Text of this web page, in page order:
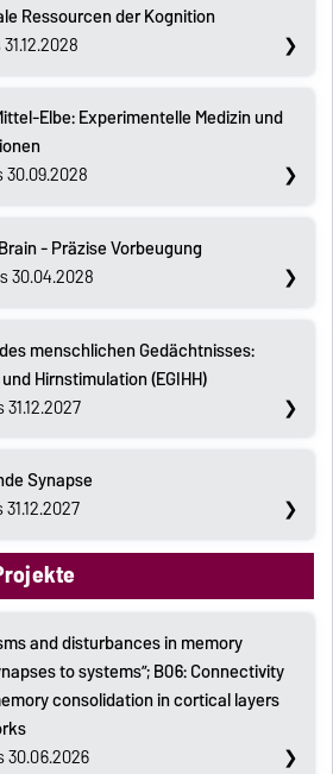
Ressourcen der Kognition
Elbe: Experimentelle Medizin und
30.09.2028
- Präzise Vorbeugung
30.04.2028
menschlichen Gedächtnisses:
Hirnstimulation (EGIHH)
Synapse
and disturbances in memory
to systems”; B06: Connectivity
consolidation in cortical layers
30.06.2026